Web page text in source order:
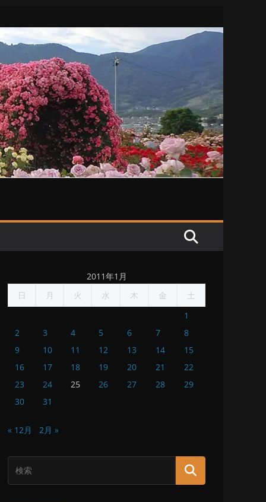
2011年1月
日
月 火 水 木 金
土
1
2
3 4 5 6 7
8
9
10 11 12 13 14
15
16
17 18 19 20 21
22
23
24 25 26 27 28
29
30
31
« 12月 2月 »